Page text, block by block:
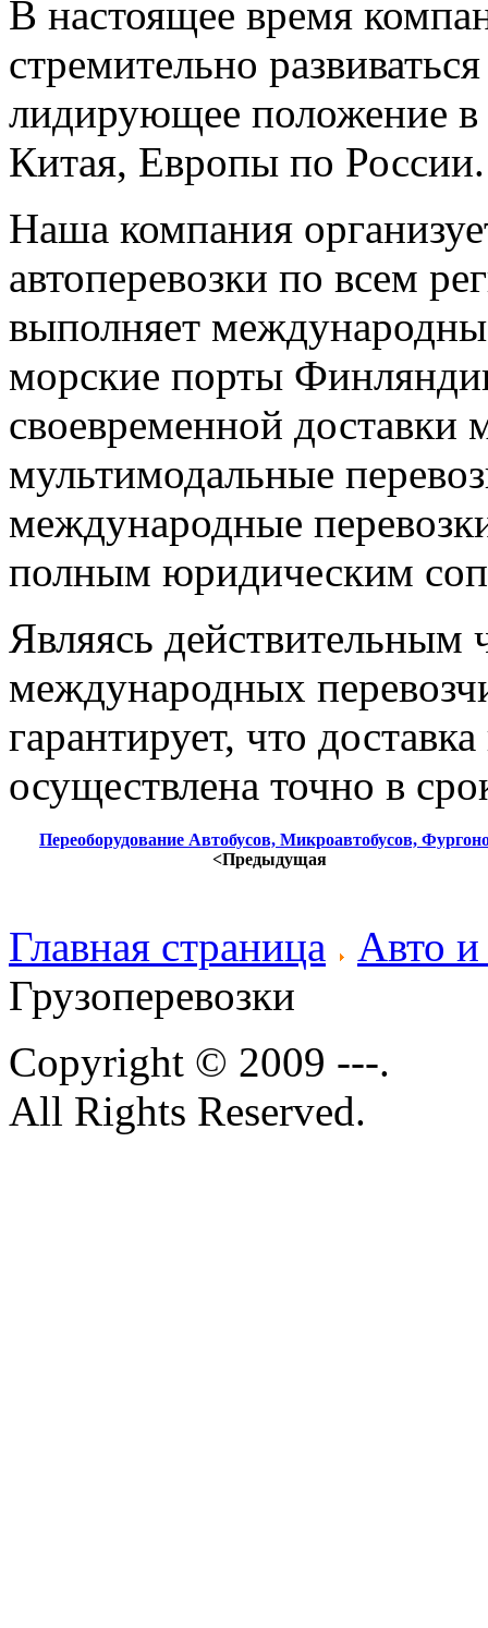
В настоящее время
стремительно
лидирующее положение в
Китая, Европы по России.
Наша компания
автоперевозки по всем
выполняет
морские порты
своевременной доставки
мультимодальные
международные
полным юридическим
Являясь
международных
гарантирует, что
осуществлена точно в
Переоборудование Автобусов, Микроавтобусов,
<Предыдущая
Главная страница
Авто
Грузоперевозки
Copyright © 2009 ---.
All Rights Reserved.